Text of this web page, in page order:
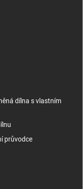
dílna s vlastním
průvodce